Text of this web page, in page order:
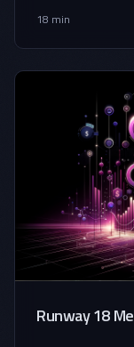
18 min
Runway 18